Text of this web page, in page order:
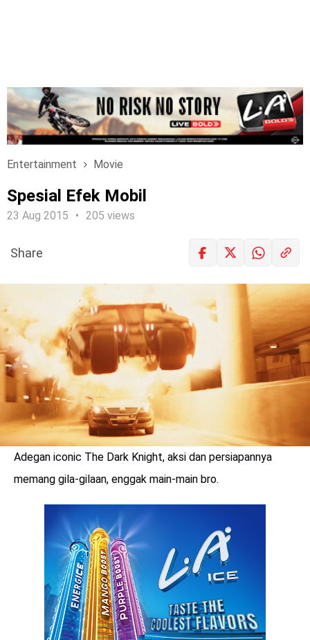
Entertainment Movie
Spesial Efek Mobil
23 Aug 2015 205 views
benefit
menarik
LOGIN
Share
Adegan iconic The Dark Knight, aksi dan persiapannya
memang gila-gilaan, enggak main-main bro.